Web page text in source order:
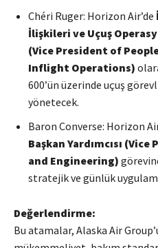
Chéri Ruger: Horizon Air’de
İlişkileri ve Uçuş
(Vice President of
Inflight Operations)
600’ün üzerinde uçuş
yönetecek.
Baron Converse: Horizon
Başkan Yardımcısı
and Engineering)
stratejik ve günlük
Değerlendirme:
Bu atamalar, Alaska Air